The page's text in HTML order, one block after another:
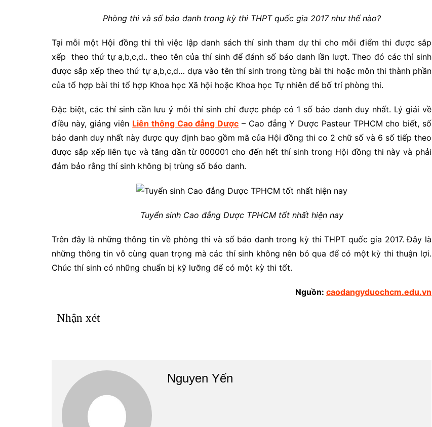
Phòng thi và số báo danh trong kỳ thi THPT quốc gia 2017 như thế nào?
Tại mỗi một Hội đồng thi thì việc lập danh sách thí sinh tham dự thi cho mỗi điểm thi được sắp
xếp theo thứ tự a,b,c,d.. theo tên của thí sinh để đánh số báo danh lần lượt. Theo đó các thí sinh
được sắp xếp theo thứ tự a,b,c,d… dựa vào tên thí sinh trong từng bài thi hoặc môn thi thành phần
của tổ hợp bài thi tổ hợp Khoa học Xã hội hoặc Khoa học Tự nhiên để bố trí phòng thi.
Đặc biệt, các thí sinh cần lưu ý mỗi thí sinh chỉ được phép có 1 số báo danh duy nhất. Lý giải về
điều này, giảng viên Liên thông Cao đẳng Dược – Cao đẳng Y Dược Pasteur TPHCM cho biết, số
báo danh duy nhất này được quy định bao gồm mã của Hội đồng thi co 2 chữ số và 6 số tiếp theo
được sắp xếp liên tục và tăng dần từ 000001 cho đến hết thí sinh trong Hội đồng thi này và phải
đảm bảo rằng thí sinh không bị trùng số báo danh.
Tuyển sinh Cao đẳng Dược TPHCM tốt nhất hiện nay
Trên đây là những thông tin về phòng thi và số báo danh trong kỳ thi THPT quốc gia 2017. Đây là
những thông tin vô cùng quan trọng mà các thí sinh không nên bỏ qua để có một kỳ thi thuận lợi.
Chúc thí sinh có những chuẩn bị kỹ lưỡng để có một kỳ thi tốt.
Nguồn: caodangyduochcm.edu.vn
Nhận xét
Nguyen Yến